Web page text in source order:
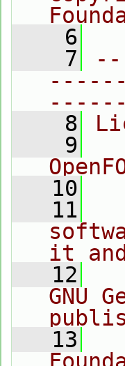
    6
    7
    8
    9
   10
   11
it
   12
GNU
   13